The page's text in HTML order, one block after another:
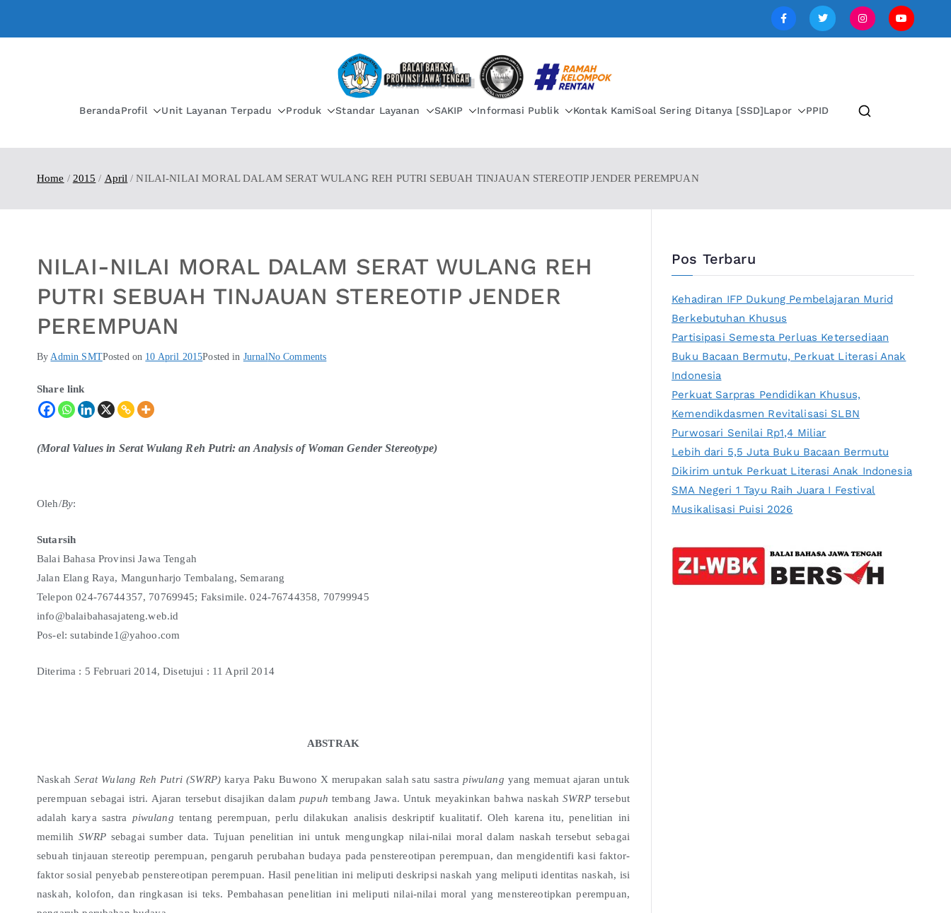
BALAI BAHASA PROVINSI JAWA TENGAH
BerandaProfil Unit Layanan Terpadu Produk Standar Layanan SAKIP Informasi Publik Kontak KamiSoal Sering Ditanya [SSD]Lapor PPID
Home 2015 April NILAI-NILAI MORAL DALAM SERAT WULANG REH PUTRI SEBUAH TINJAUAN STEREOTIP JENDER PEREMPUAN
NILAI-NILAI MORAL DALAM SERAT WULANG REH
PUTRI SEBUAH TINJAUAN STEREOTIP JENDER
PEREMPUAN
ByAdmin SMTPosted on 10 April 2015Posted in JurnalNo Comments
Share link
(Moral Values in Serat Wulang Reh Putri: an Analysis of Woman Gender Stereotype)
Oleh/By:
Sutarsih
Balai Bahasa Provinsi Jawa Tengah
Jalan Elang Raya, Mangunharjo Tembalang, Semarang
Telepon 024-76744357, 70769945; Faksimile. 024-76744358, 70799945
info@balaibahasajateng.web.id
Pos-el: sutabinde1@yahoo.com
Diterima : 5 Februari 2014, Disetujui : 11 April 2014
ABSTRAK
Naskah Serat Wulang Reh Putri (SWRP) karya Paku Buwono X merupakan salah satu sastra piwulang yang memuat ajaran untuk
perempuan sebagai istri. Ajaran tersebut disajikan dalampupuh tembang Jawa. Untuk meyakinkan bahwa naskahSWRP tersebut
adalah karya sastra piwulang tentang perempuan, perlu dilakukan analisis deskriptif kualitatif. Oleh karena itu, penelitian ini
memilih SWRP sebagai sumber data. Tujuan penelitian ini untuk mengungkap nilai-nilai moral dalam naskah tersebut sebagai
sebuah tinjauan stereotip perempuan, pengaruh perubahan budaya pada penstereotipan perempuan, dan mengidentifi kasi faktor-
faktor sosial penyebab penstereotipan perempuan. Hasil penelitian ini meliputi deskripsi naskah yang meliputi identitas naskah, isi
naskah, kolofon, dan ringkasan isi teks. Pembahasan penelitian ini meliputi nilai-nilai moral yang menstereotipkan perempuan,
Pos Terbaru
Kehadiran IFP Dukung Pembelajaran Murid
Berkebutuhan Khusus
Partisipasi Semesta Perluas Ketersediaan
Buku Bacaan Bermutu, Perkuat Literasi Anak
Indonesia
Perkuat Sarpras Pendidikan Khusus,
Kemendikdasmen Revitalisasi SLBN
Purwosari Senilai Rp1,4 Miliar
Lebih dari 5,5 Juta Buku Bacaan Bermutu
Dikirim untuk Perkuat Literasi Anak Indonesia
SMA Negeri 1 Tayu Raih Juara I Festival
Musikalisasi Puisi 2026